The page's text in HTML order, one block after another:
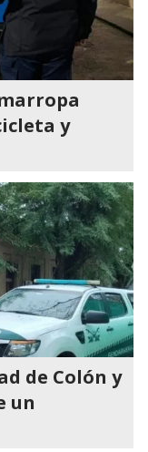
y
de Colón y
un